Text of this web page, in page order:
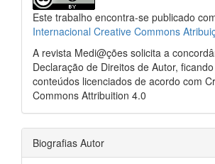
Este trabalho encontra-se publicado
Internacional Creative Commons
A revista Medi@ções solicita a
Declaração de Direitos de Autor,
conteúdos licenciados de acordo com
Commons Attribuition 4.0
Biografias Autor